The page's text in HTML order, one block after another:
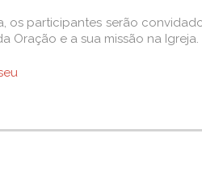
os participantes serão
Oração e a sua missão na Igreja.